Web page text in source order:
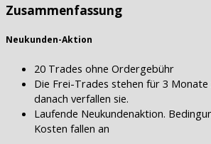
Zusammenfassung
Neukunden-Aktion
20 Trades ohne Ordergebühr
Die Frei-Trades stehen für 3 Monate
danach verfallen sie.
Laufende Neukundenaktion.
Kosten fallen an